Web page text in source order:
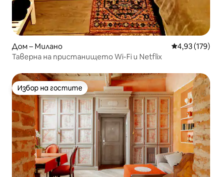
Дом – Милано Средна
4,93 (179)
Таверна на пристанището Wi-Fi и Netflix
Избор на гостите
Избор на гостите